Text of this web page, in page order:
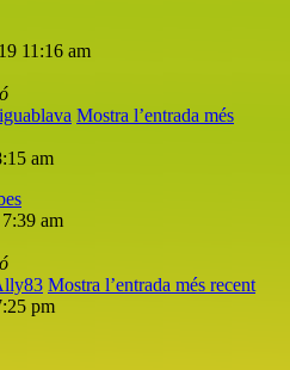
11:16 am
Mostra l’entrada més
am
am
Mostra l’entrada més recent
pm